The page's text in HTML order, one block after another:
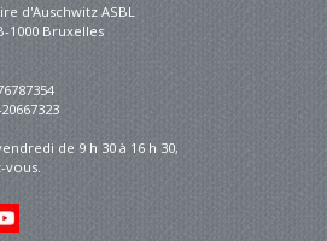
d'Auschwitz ASBL
1000 Bruxelles
de 9 h 30 à 16 h 30,
vous.